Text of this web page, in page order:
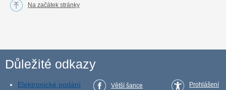
Na začátek stránky
Důležité odkazy
Elektronické podání
Větší šance
Prohlášení